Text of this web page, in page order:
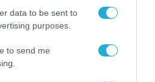
data to be sent to
purposes.
to send me
της δημόσιας
θα ενταχθούν στο